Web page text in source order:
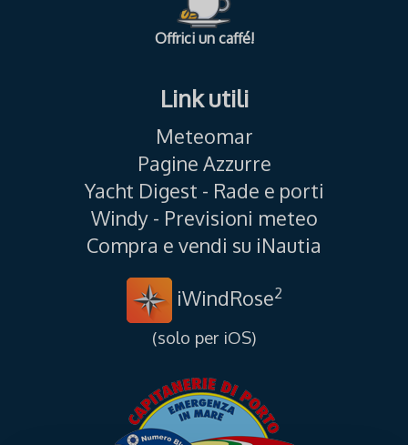
Offrici un caffé!
Link utili
Meteomar
Pagine Azzurre
Yacht Digest - Rade e porti
Windy - Previsioni meteo
Compra e vendi su iNautia
iWindRose2
(solo per iOS)